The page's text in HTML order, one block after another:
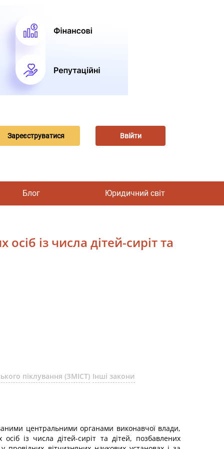
Зареєструватися Ввійти
Блог Юридичний світ
із числа дітей-сиріт та
піклування (ЗМІСТ) Інші закони
центральними органами виконавчої влади,
із числа дітей-сиріт та дітей, позбавлених